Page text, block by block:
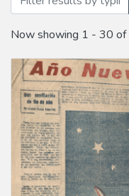
Now showing 1 - 30 of